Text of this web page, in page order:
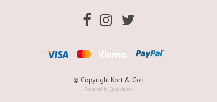
© Copyright Kort & Gott
Powered by Quickbutik